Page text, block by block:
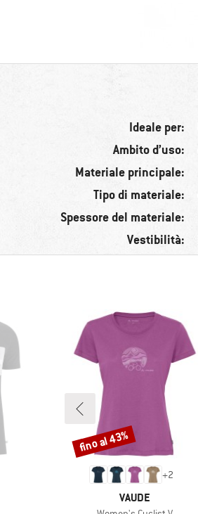
Ideale per:
Ambito d’uso:
Materiale principale:
Tipo di materiale:
Spessore del materiale:
Vestibilità:
+2
MARCHIO
VAUDE
Sconto
fino al 43%